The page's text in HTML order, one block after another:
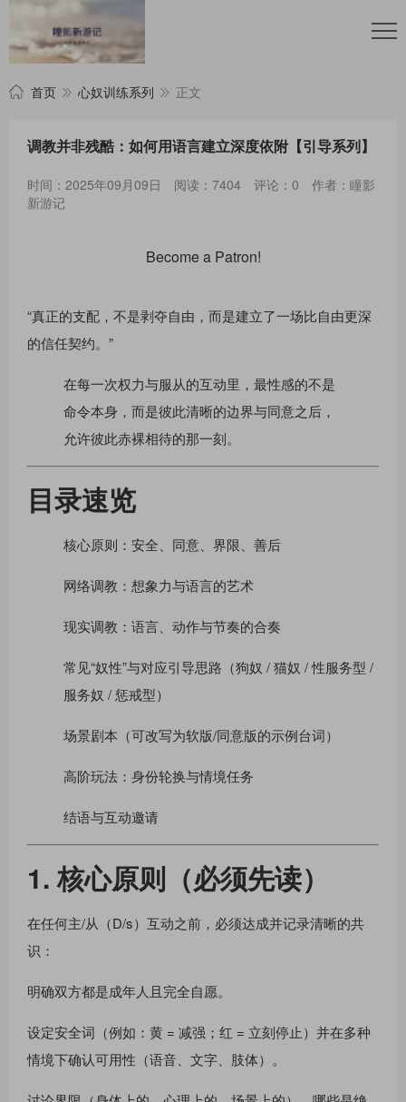
首页 心奴训练系列 正文
调教并非残酷：如何用语言建立深度依附【引导系列】
时间：2025年09月09日 阅读：7404 评论：0
作者：瞳影
新游记
Become a Patron!
“真正的支配，不是剥夺自由，而是建立了一场比自由更深
的信任契约。”
在每一次权力与服从的互动里，最性感的不是
命令本身，而是彼此清晰的边界与同意之后，
允许彼此赤裸相待的那一刻。
目录速览
核心原则：安全、同意、界限、善后
网络调教：想象力与语言的艺术
现实调教：语⾔、动作与节奏的合奏
常见“奴性”与对应引导思路（狗奴 / 猫奴 / 性服务型 /
服务奴 / 惩戒型）
场景剧本（可改写为软版/同意版的示例台词）
高阶玩法：身份轮换与情境任务
结语与互动邀请
1. 核心原则（必须先读）
在任何主/从（D/s）互动之前，必须达成并记录清晰的共
识：
明确双方都是成年人且完全自愿。
设定安全词（例如：黄 = 减强；红 = 立刻停止）并在多种
情境下确认可用性（语音、文字、肢体）。